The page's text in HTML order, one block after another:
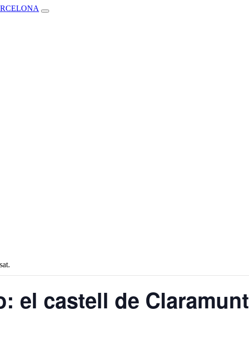
el castell de Claramunt